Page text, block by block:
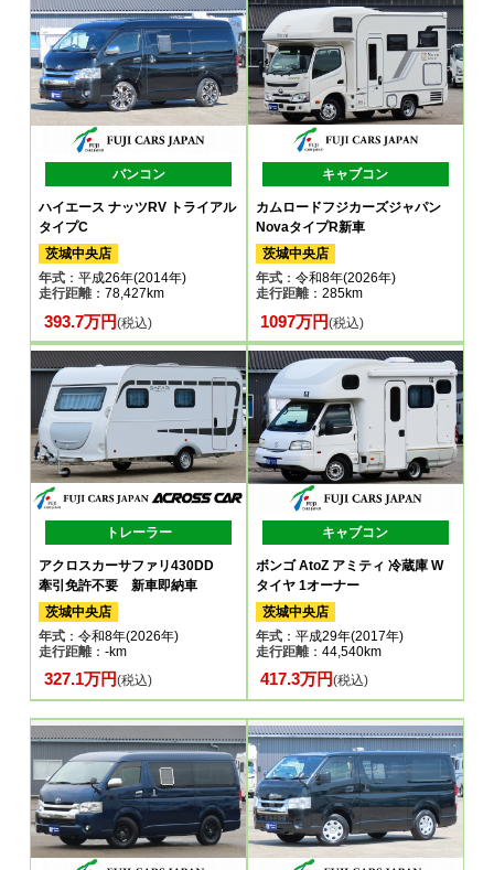
バンコン
ハイエース ナッツRV トライアル
タイプC
茨城中央店
年式 ：平成26年(2014年)
走行距離：78,427km
393.7万円(税込)
キャブコン
カムロードフジカーズジャパン
NovaタイプR新車
茨城中央店
年式：令和8年(2026年)
走行距離：285km
1097万円(税込)
トレーラー
アクロスカーサファリ430DD
牽引免許不要 新車即納車
茨城中央店
年式 ：令和8年(2026年)
走行距離：-km
327.1万円(税込)
キャブコン
ボンゴ AtoZ アミティ 冷蔵庫 W
タイヤ 1オーナー
茨城中央店
年式：平成29年(2017年)
走行距離：44,540km
417.3万円(税込)